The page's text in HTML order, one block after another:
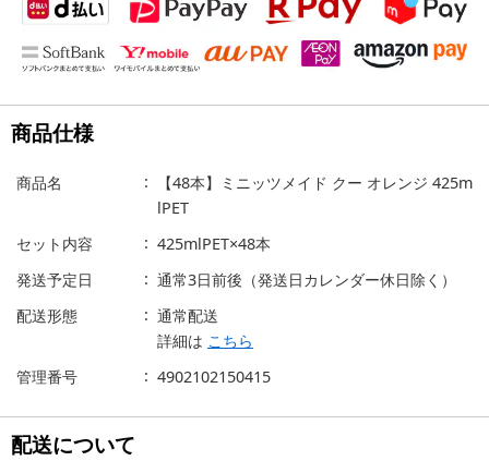
商品仕様
商品名
【48本】ミニッツメイド クー オレンジ 425m
lPET
セット内容
425mlPET×48本
発送予定日
通常3日前後（発送日カレンダー休日除く）
配送形態
通常配送
詳細は こちら
管理番号
4902102150415
配送について